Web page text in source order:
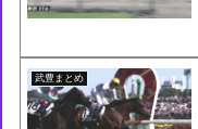
武豊まとめ